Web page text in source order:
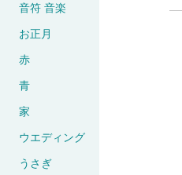
音符 音楽
お正月
赤
青
家
ウエディング
うさぎ